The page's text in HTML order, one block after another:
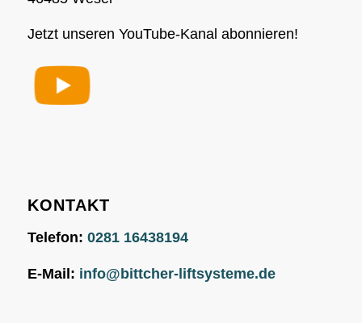
Jetzt unseren YouTube-Kanal abonnieren!
KONTAKT
Telefon: 0281 16438194
E-Mail: info@bittcher-liftsysteme.de